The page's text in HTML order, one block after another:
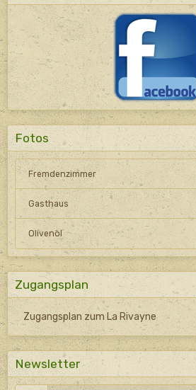
Fotos
Fremdenzimmer
Gasthaus
Olivenöl
Zugangsplan
Zugangsplan zum La Rivayne
Newsletter